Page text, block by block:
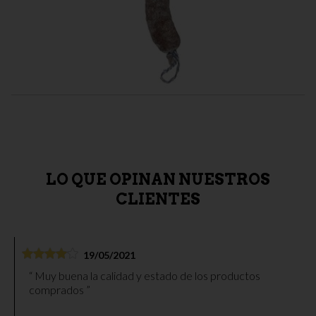
LO QUE OPINAN NUESTROS
CLIENTES
19/05/2021
comprados